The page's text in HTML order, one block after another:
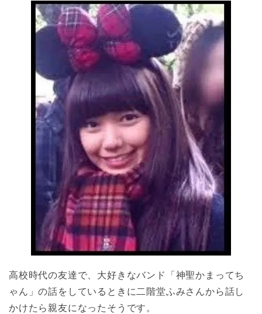
高校時代の友達で、大好きなバンド「神聖かまってち
ゃん」の話をしているときに二階堂ふみさんから話し
かけたら親友になったそうです。